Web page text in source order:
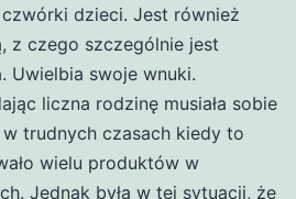
czwórki dzieci. Jest również
z czego szczególnie jest
Uwielbia swoje wnuki.
liczna rodzinę musiała sobie
trudnych czasach kiedy to
wielu produktów w
Jednak była w tej sytuacji, że